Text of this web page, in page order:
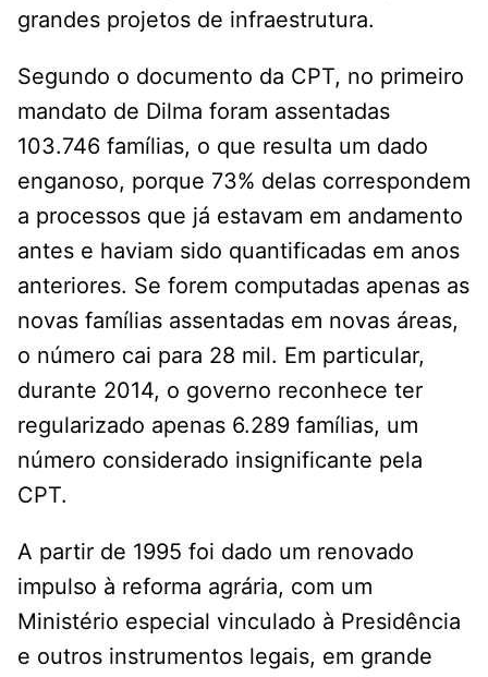
grandes projetos de infraestrutura.
Segundo o documento da CPT, no primeiro
mandato de Dilma foram assentadas
103.746 famílias, o que resulta um dado
enganoso, porque 73% delas correspondem
a processos que já estavam em andamento
antes e haviam sido quantificadas em anos
anteriores. Se forem computadas apenas as
novas famílias assentadas em novas áreas,
o número cai para 28 mil. Em particular,
durante 2014, o governo reconhece ter
regularizado apenas 6.289 famílias, um
número considerado insignificante pela
CPT.
A partir de 1995 foi dado um renovado
impulso à reforma agrária, com um
Ministério especial vinculado à Presidência
e outros instrumentos legais, em grande